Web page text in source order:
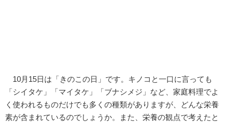
10月15日は「きのこの日」です。キノコと一口に言っても
「シイタケ」「マイタケ」「ブナシメジ」など、家庭料理でよ
く使われるものだけでも多くの種類がありますが、どんな栄養
素が含まれているのでしょうか。また、栄養の観点で考えたと